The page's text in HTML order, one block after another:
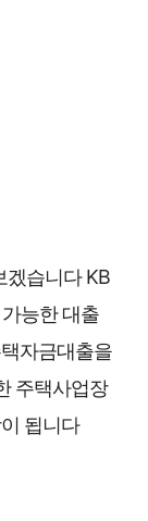
겠습니다 KB
능한 대출
자금대출을
주택사업장
됩니다